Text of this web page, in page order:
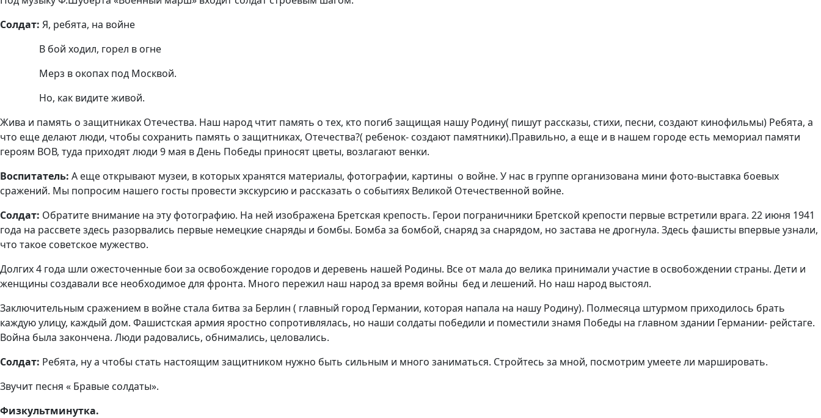
Солдат: Я, ребята, на войне
В бой ходил, горел в огне
Мерз в окопах под Москвой.
Но, как видите живой.
Жива и память о защитниках Отечества. Наш народ чтит память о тех, кто погиб защищая нашу Родину( пишут рассказы, стихи, песни, создают кинофильмы) Ребята, а
что еще делают люди, чтобы сохранить память о защитниках, Отечества?( ребенок- создают памятники).Правильно, а еще и в нашем городе есть мемориал памяти
героям ВОВ, туда приходят люди 9 мая в День Победы приносят цветы, возлагают венки.
Воспитатель: А еще открывают музеи, в которых хранятся материалы, фотографии, картины о войне. У нас в группе организована мини фото-выставка боевых
сражений. Мы попросим нашего госты провести экскурсию и рассказать о событиях Великой Отечественной войне.
Солдат: Обратите внимание на эту фотографию. На ней изображена Бретская крепость. Герои пограничники Бретской крепости первые встретили врага. 22 июня 1941
года на рассвете здесь разорвались первые немецкие снаряды и бомбы. Бомба за бомбой, снаряд за снарядом, но застава не дрогнула. Здесь фашисты впервые узнали,
что такое советское мужество.
Долгих 4 года шли ожесточенные бои за освобождение городов и деревень нашей Родины. Все от мала до велика принимали участие в освобождении страны. Дети и
женщины создавали все необходимое для фронта. Много пережил наш народ за время войны бед и лешений. Но наш народ выстоял.
Заключительным сражением в войне стала битва за Берлин ( главный город Германии, которая напала на нашу Родину). Полмесяца штурмом приходилось брать
каждую улицу, каждый дом. Фашистская армия яростно сопротивлялась, но наши солдаты победили и поместили знамя Победы на главном здании Германии- рейстаге.
Война была закончена. Люди радовались, обнимались, целовались.
Солдат: Ребята, ну а чтобы стать настоящим защитником нужно быть сильным и много заниматься. Стройтесь за мной, посмотрим умеете ли маршировать.
Звучит песня « Бравые солдаты».
Физкультминутка.